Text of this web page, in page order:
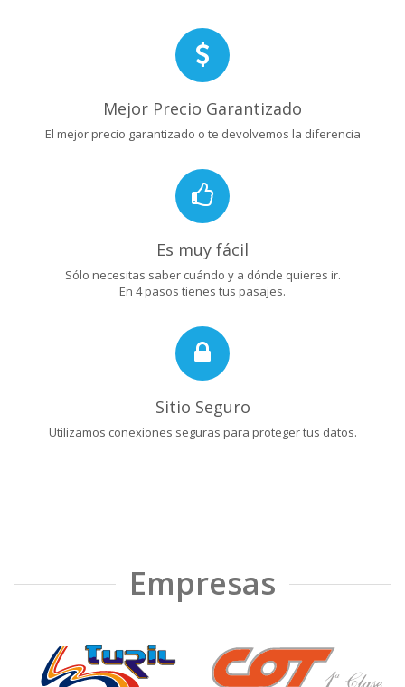
Mejor Precio Garantizado
El mejor precio garantizado o te devolvemos la diferencia
Es muy fácil
Sólo necesitas saber cuándo y a dónde quieres ir.
En 4 pasos tienes tus pasajes.
Sitio Seguro
Utilizamos conexiones seguras para proteger tus datos.
Empresas
❮ ❯